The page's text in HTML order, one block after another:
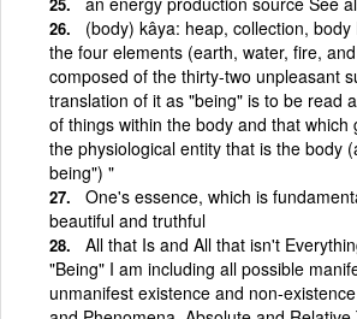
(body) kâya: heap, collection,
the four elements (earth, water, fire,
composed of the thirty-two unpleasant
translation of it as "being" is to be read
of things within the body and that which
the physiological entity that is the body
being") "
One's essence, which is
beautiful and truthful
All that Is and All that isn't
"Being" I am including all possible
unmanifest existence and non-